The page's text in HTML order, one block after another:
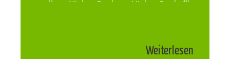
stellen. Vielen Dank an Vielen Dank für
Weiterlesen